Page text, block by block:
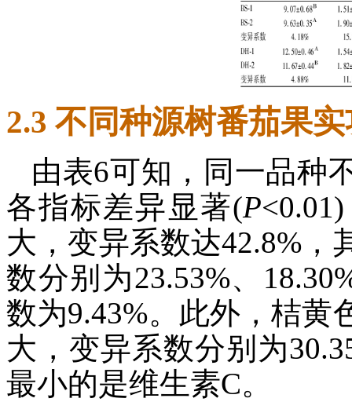
2.3 不同种源树番茄果
由表6可知，同一品种
各指标差异显著(P
大，变异系数达42.8%，
数分别为23.53%、
数为9.43%。此外，桔黄
大，变异系数分别为
最小的是维生素C。